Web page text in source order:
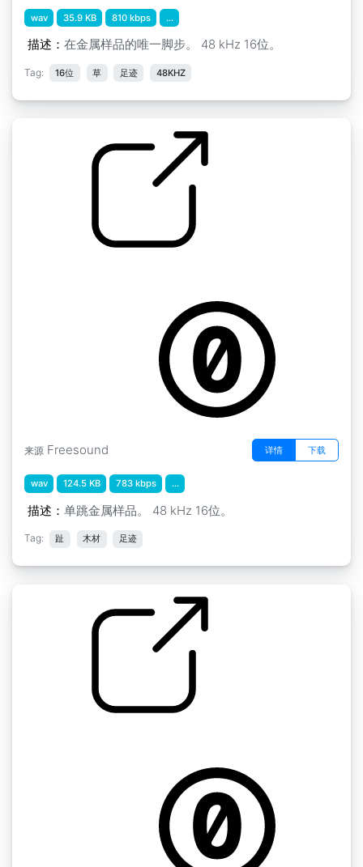
wav 35.9 KB 810 kbps ...
描述： 在金属样品的唯一脚步。 48 kHz 16位。
Tag: 16位 草 足迹 48KHZ
来源 Freesound 详情 下载
wav 124.5 KB 783 kbps ...
描述： 单跳金属样品。 48 kHz 16位。
Tag: 趾 木材 足迹